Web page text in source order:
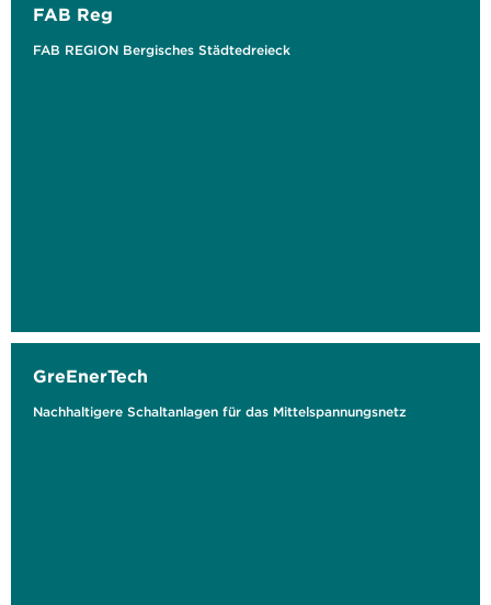
FAB Reg
FAB REGION Bergisches Städtedreieck
GreEnerTech
Nachhaltigere Schaltanlagen für das Mittelspannungsnetz